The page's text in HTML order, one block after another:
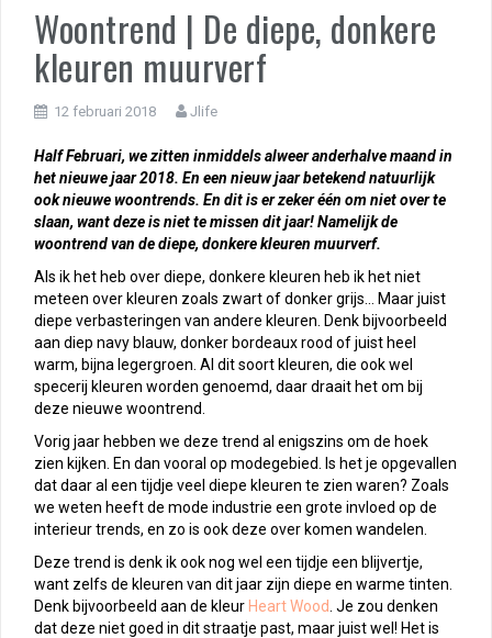
Woontrend | De diepe, donkere
kleuren muurverf
12 februari 2018 Jlife
Half Februari, we zitten inmiddels alweer anderhalve maand in
het nieuwe jaar 2018. En een nieuw jaar betekend natuurlijk
ook nieuwe woontrends. En dit is er zeker één om niet over te
slaan, want deze is niet te missen dit jaar! Namelijk de
woontrend van de diepe, donkere kleuren muurverf.
Als ik het heb over diepe, donkere kleuren heb ik het niet
meteen over kleuren zoals zwart of donker grijs… Maar juist
diepe verbasteringen van andere kleuren. Denk bijvoorbeeld
aan diep navy blauw, donker bordeaux rood of juist heel
warm, bijna legergroen. Al dit soort kleuren, die ook wel
specerij kleuren worden genoemd, daar draait het om bij
deze nieuwe woontrend.
Vorig jaar hebben we deze trend al enigszins om de hoek
zien kijken. En dan vooral op modegebied. Is het je opgevallen
dat daar al een tijdje veel diepe kleuren te zien waren? Zoals
we weten heeft de mode industrie een grote invloed op de
interieur trends, en zo is ook deze over komen wandelen.
Deze trend is denk ik ook nog wel een tijdje een blijvertje,
want zelfs de kleuren van dit jaar zijn diepe en warme tinten.
Denk bijvoorbeeld aan de kleur Heart Wood . Je zou denken
dat deze niet goed in dit straatje past, maar juist wel! Het is